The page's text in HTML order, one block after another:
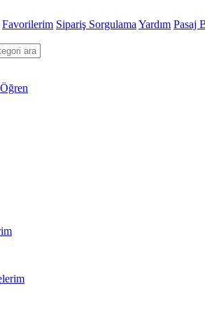
Favorilerim Sipariş Sorgulama Yardım Pasaj